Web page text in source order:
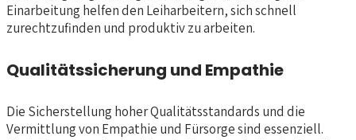
Einarbeitung helfen den Leiharbeitern, sich schnell
zurechtzufinden und produktiv zu arbeiten.
Qualitätssicherung und Empathie
Die Sicherstellung hoher Qualitätsstandards und die
Vermittlung von Empathie und Fürsorge sind essenziell.